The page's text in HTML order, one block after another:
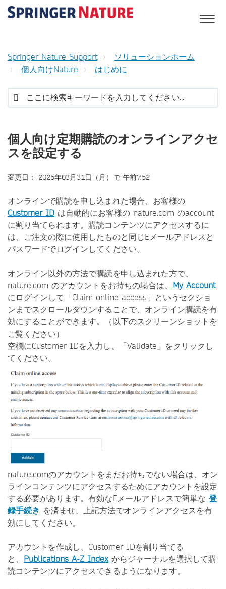
Springer Nature Support
ソリューションホーム
個人向けNature
はじめに
個人向け定期購読のオンラインアクセ
スを設定する
変更日： 2025年03月31日（月）で 午前7:52
オンラインで購読を申し込まれた場合、お客様の
Customer ID は自動的にお客様の nature.com のaccount
に割り当てられます。購読コンテンツにアクセスするに
は、ご注文の際に使用したものと同じEメールアドレスと
パスワードでログインしてください。
オンライン以外の方法で購読を申し込まれた方で、
nature.com のアカウントをお持ちの場合は、 My Account
にログインして「Claim online access」というセクショ
ンまでスクロールダウンすることで、オンライン購読を有
効にすることができます。（以下のスクリーンショットを
ご覧ください）
空欄にCustomer IDを入力し、「Validate」をクリックし
てください。
nature.comのアカウントをまだお持ちでない場合は、オン
ラインコンテンツにアクセスするためにアカウントを設定
する必要があります。有効なEメールアドレスで簡単な 登
録手続き を済ませ、上記方法でオンラインアクセスを有
効にしてください。
アカウントを作成し、Customer IDを割り当てる
と、 Publications A-Z Index からジャーナルを選択して購
読コンテンツにアクセスできるようになります。